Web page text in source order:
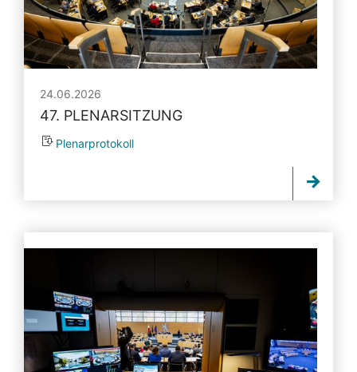
24.06.2026
47. PLENARSITZUNG
Plenarprotokoll